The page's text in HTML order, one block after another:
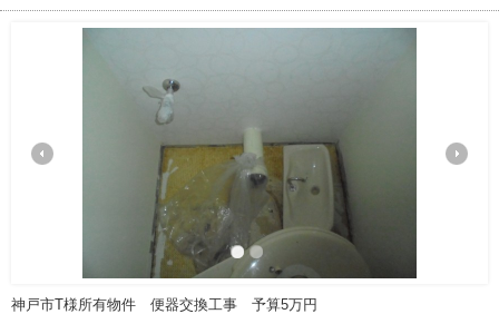
神戸市T様所有物件 便器交換工事 予算5万円